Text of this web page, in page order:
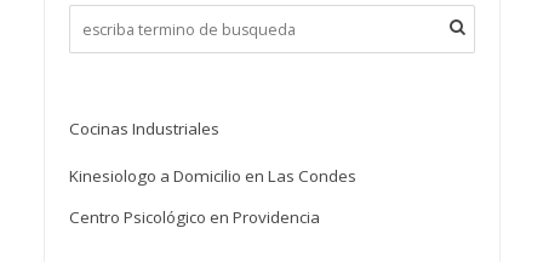
Cocinas Industriales
Kinesiologo a Domicilio en Las Condes
Centro Psicológico en Providencia